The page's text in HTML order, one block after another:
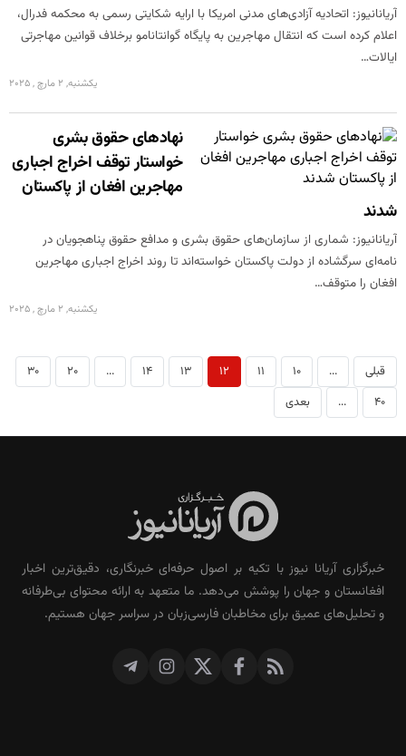
آریانانیوز: اتحادیه آزادی‌های مدنی امریکا با ارایه شکایتی رسمی به محکمه فدرال،
اعلام کرده است که انتقال مهاجرین به پایگاه گوانتانامو برخلاف قوانین مهاجرتی
ایالات…
یکشنبه, 2 مارچ , 2025
نهادهای حقوق بشری
خواستار توقف اخراج اجباری
مهاجرین افغان از پاکستان
شدند
آریانانیوز: شماری از سازمان‌های حقوق بشری و مدافع حقوق پناهجویان در
نامه‌ای سرگشاده از دولت پاکستان خواسته‌اند تا روند اخراج اجباری مهاجرین
افغان را متوقف…
یکشنبه, 2 مارچ , 2025
قبلی ...
10
11
12
13
14
...
20
30
40
... بعدی
خبرگزاری آریانا نیوز با تکیه بر اصول حرفه‌ای خبرنگاری، دقیق‌ترین اخبار
افغانستان و جهان را پوشش می‌دهد. ما متعهد به ارائه محتوای بی‌طرفانه
و تحلیل‌های عمیق برای مخاطبان فارسی‌زبان در سراسر جهان هستیم.